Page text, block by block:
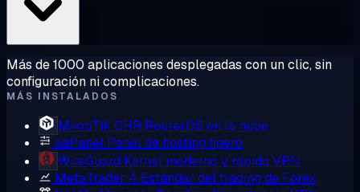
Más de 1000 aplicaciones desplegadas con un clic, sin
configuración ni complicaciones.
MÁS INSTALADOS
MikroTik CHR RouterOS en la nube
aaPanel Panel de hosting ligero
WireGuard Kernel moderno y rápido VPN
MetaTrader 4 Estándar del trading de Forex